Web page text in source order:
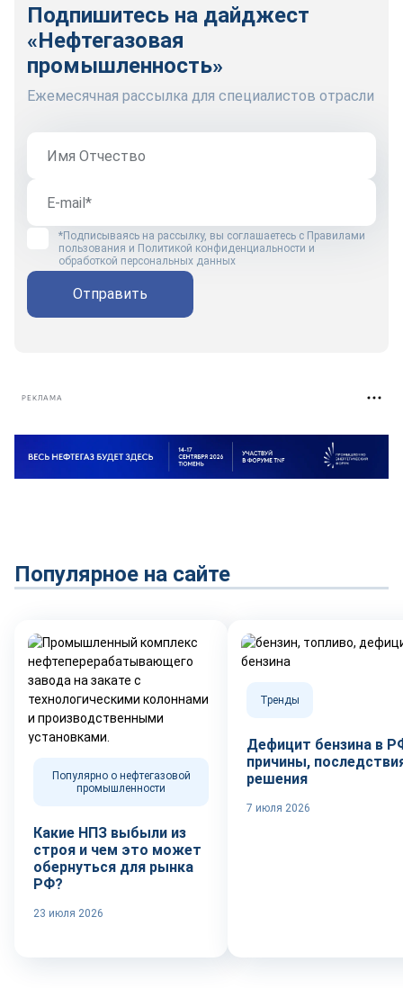
Подпишитесь на дайджест
«Нефтегазовая
промышленность»
Ежемесячная рассылка для специалистов отрасли
*Подписываясь на рассылку, вы соглашаетесь с Правилами
пользования и Политикой конфиденциальности и
обработкой персональных данных
Отправить
РЕКЛАМА
Популярное на сайте
Популярно о нефтегазовой
промышленности
Какие НПЗ выбыли из
строя и чем это может
обернуться для рынка
РФ?
23 июля 2026
Тренды
Дефицит бензина в
причины,
решения
7 июля 2026